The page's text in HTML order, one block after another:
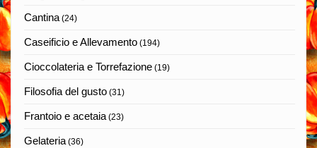
Cantina(24)
Caseificio e Allevamento (194)
Cioccolateria e Torrefazione (19)
Filosofia del gusto (31)
Frantoio e acetaia(23)
Gelateria(36)